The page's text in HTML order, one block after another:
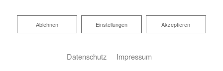
Horst Meuer GmbH: Ihr Profi vor Ort
Akzeptieren
Einstellungen
Ablehnen
Ablehnen
Datenschutz Impressum